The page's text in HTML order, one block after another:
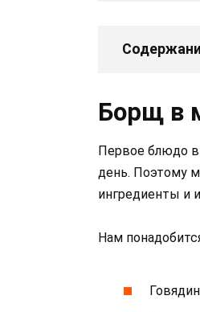
Борщ в
Первое блюдо в
день. Поэтому
ингредиенты и
Нам